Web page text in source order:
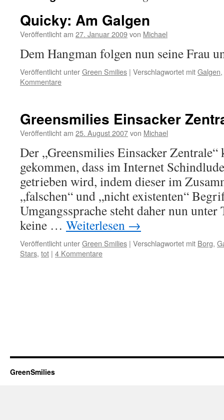
Quicky: Am Galgen
Veröffentlicht am 27. Januar 2009von Michael
Dem Hangman folgen nun seine Frau
Veröffentlicht unterGreen Smilies | Verschlagwortet mitGalgen,
Kommentare
Greensmilies Einsacker
Veröffentlicht am 25. August 2007von Michael
Der „Greensmilies Einsacker
gekommen, dass im Internet
getrieben wird, indem dieser im
„falschen“ und „nicht existenten“
Umgangssprache steht daher nun
keine … Weiterlesen →
Veröffentlicht unterGreen Smilies | Verschlagwortet mit Borg,
Stars, tot | 4 Kommentare
GreenSmilies